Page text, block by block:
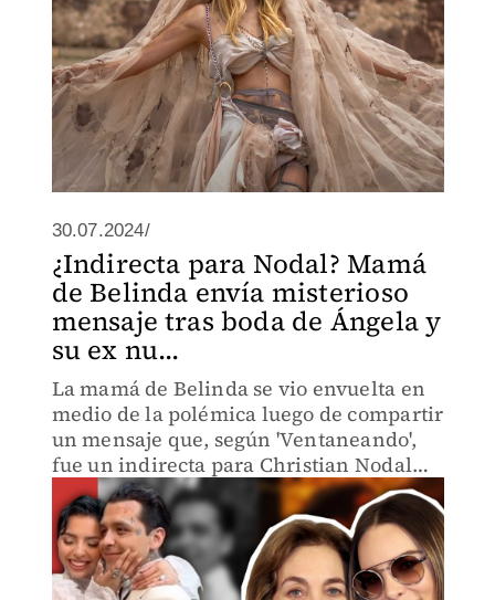
30.07.2024/
¿Indirecta para Nodal? Mamá
de Belinda envía misterioso
mensaje tras boda de Ángela y
su ex nu...
La mamá de Belinda se vio envuelta en
medio de la polémica luego de compartir
un mensaje que, según 'Ventaneando',
fue un indirecta para Christian Nodal
tras su boda con Ángela Aguilar